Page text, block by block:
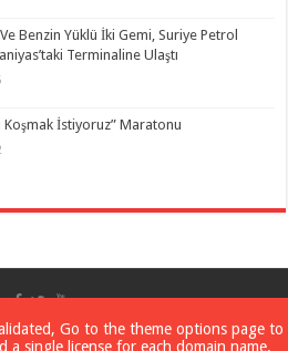
Benzin Yüklü İki Gemi, Suriye Petrol
Terminaline Ulaştı
Koşmak İstiyoruz” Maratonu
HakkındaGo to the theme options page to
a single license for each domain name.